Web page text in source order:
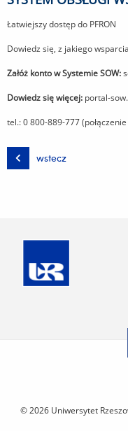
Łatwiejszy dostęp do PFRON
Dowiedz się, z jakiego
Załóż konto w Systemie SOW:
Dowiedz się więcej: portal-
tel.: 0 800-889-777
wstecz
© 2026 Uniwersytet